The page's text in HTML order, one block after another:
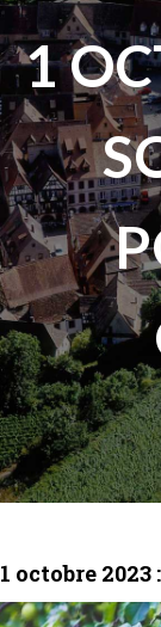
1
1 octobre